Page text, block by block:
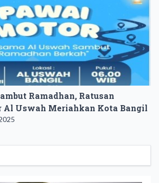
Ramadhan, Ratusan
Al Uswah Meriahkan Kota Bangil